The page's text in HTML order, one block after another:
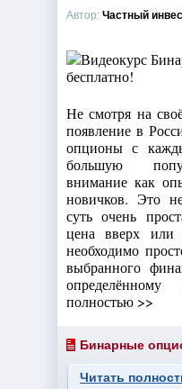
Автор: Частный
Не смотря на
появление в
опционы с
большую
внимание как
новичков. Это
суть очень
цена вверх или
необходимо
выбранного
полностью >>
Бинарные
Читать